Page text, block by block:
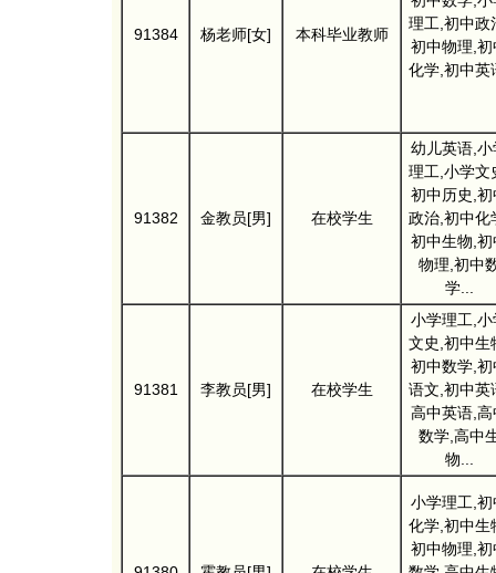
91384 杨老师[女] 本科毕业教师
理工,初中政
初中物理,初
化学,初中英
91382 金教员[男] 在校学生
幼儿英语,小
理工,小学文
初中历史,初
政治,初中化
初中生物,初
物理,初中
学...
91381 李教员[男] 在校学生
小学理工,小
文史,初中生
初中数学,初
语文,初中英
高中英语,高
数学,高中
物...
小学理工,初
化学,初中生
初中物理,初